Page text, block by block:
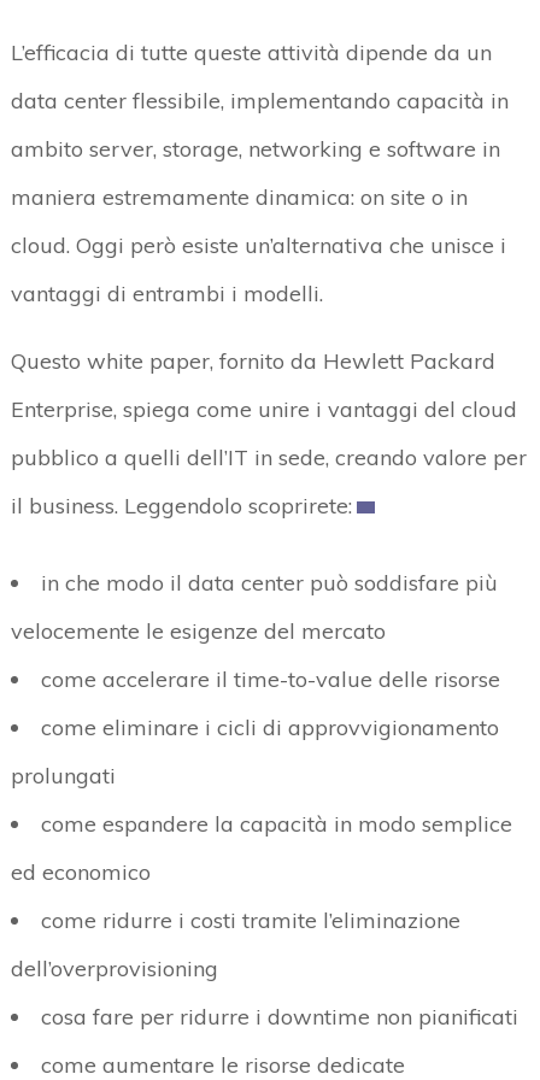
L’efficacia di tutte queste attività dipende da un
data center flessibile, implementando capacità in
ambito server, storage, networking e software in
maniera estremamente dinamica: on site o in
cloud. Oggi però esiste un’alternativa che unisce i
vantaggi di entrambi i modelli.
Questo white paper, fornito da Hewlett Packard
Enterprise, spiega come unire i vantaggi del cloud
pubblico a quelli dell’IT in sede, creando valore per
il business. Leggendolo scoprirete:
in che modo il data center può soddisfare più
velocemente le esigenze del mercato
come accelerare il time-to-value delle risorse
come eliminare i cicli di approvvigionamento
prolungati
come espandere la capacità in modo semplice
ed economico
come ridurre i costi tramite l’eliminazione
dell’overprovisioning
cosa fare per ridurre i downtime non pianificati
come aumentare le risorse dedicate